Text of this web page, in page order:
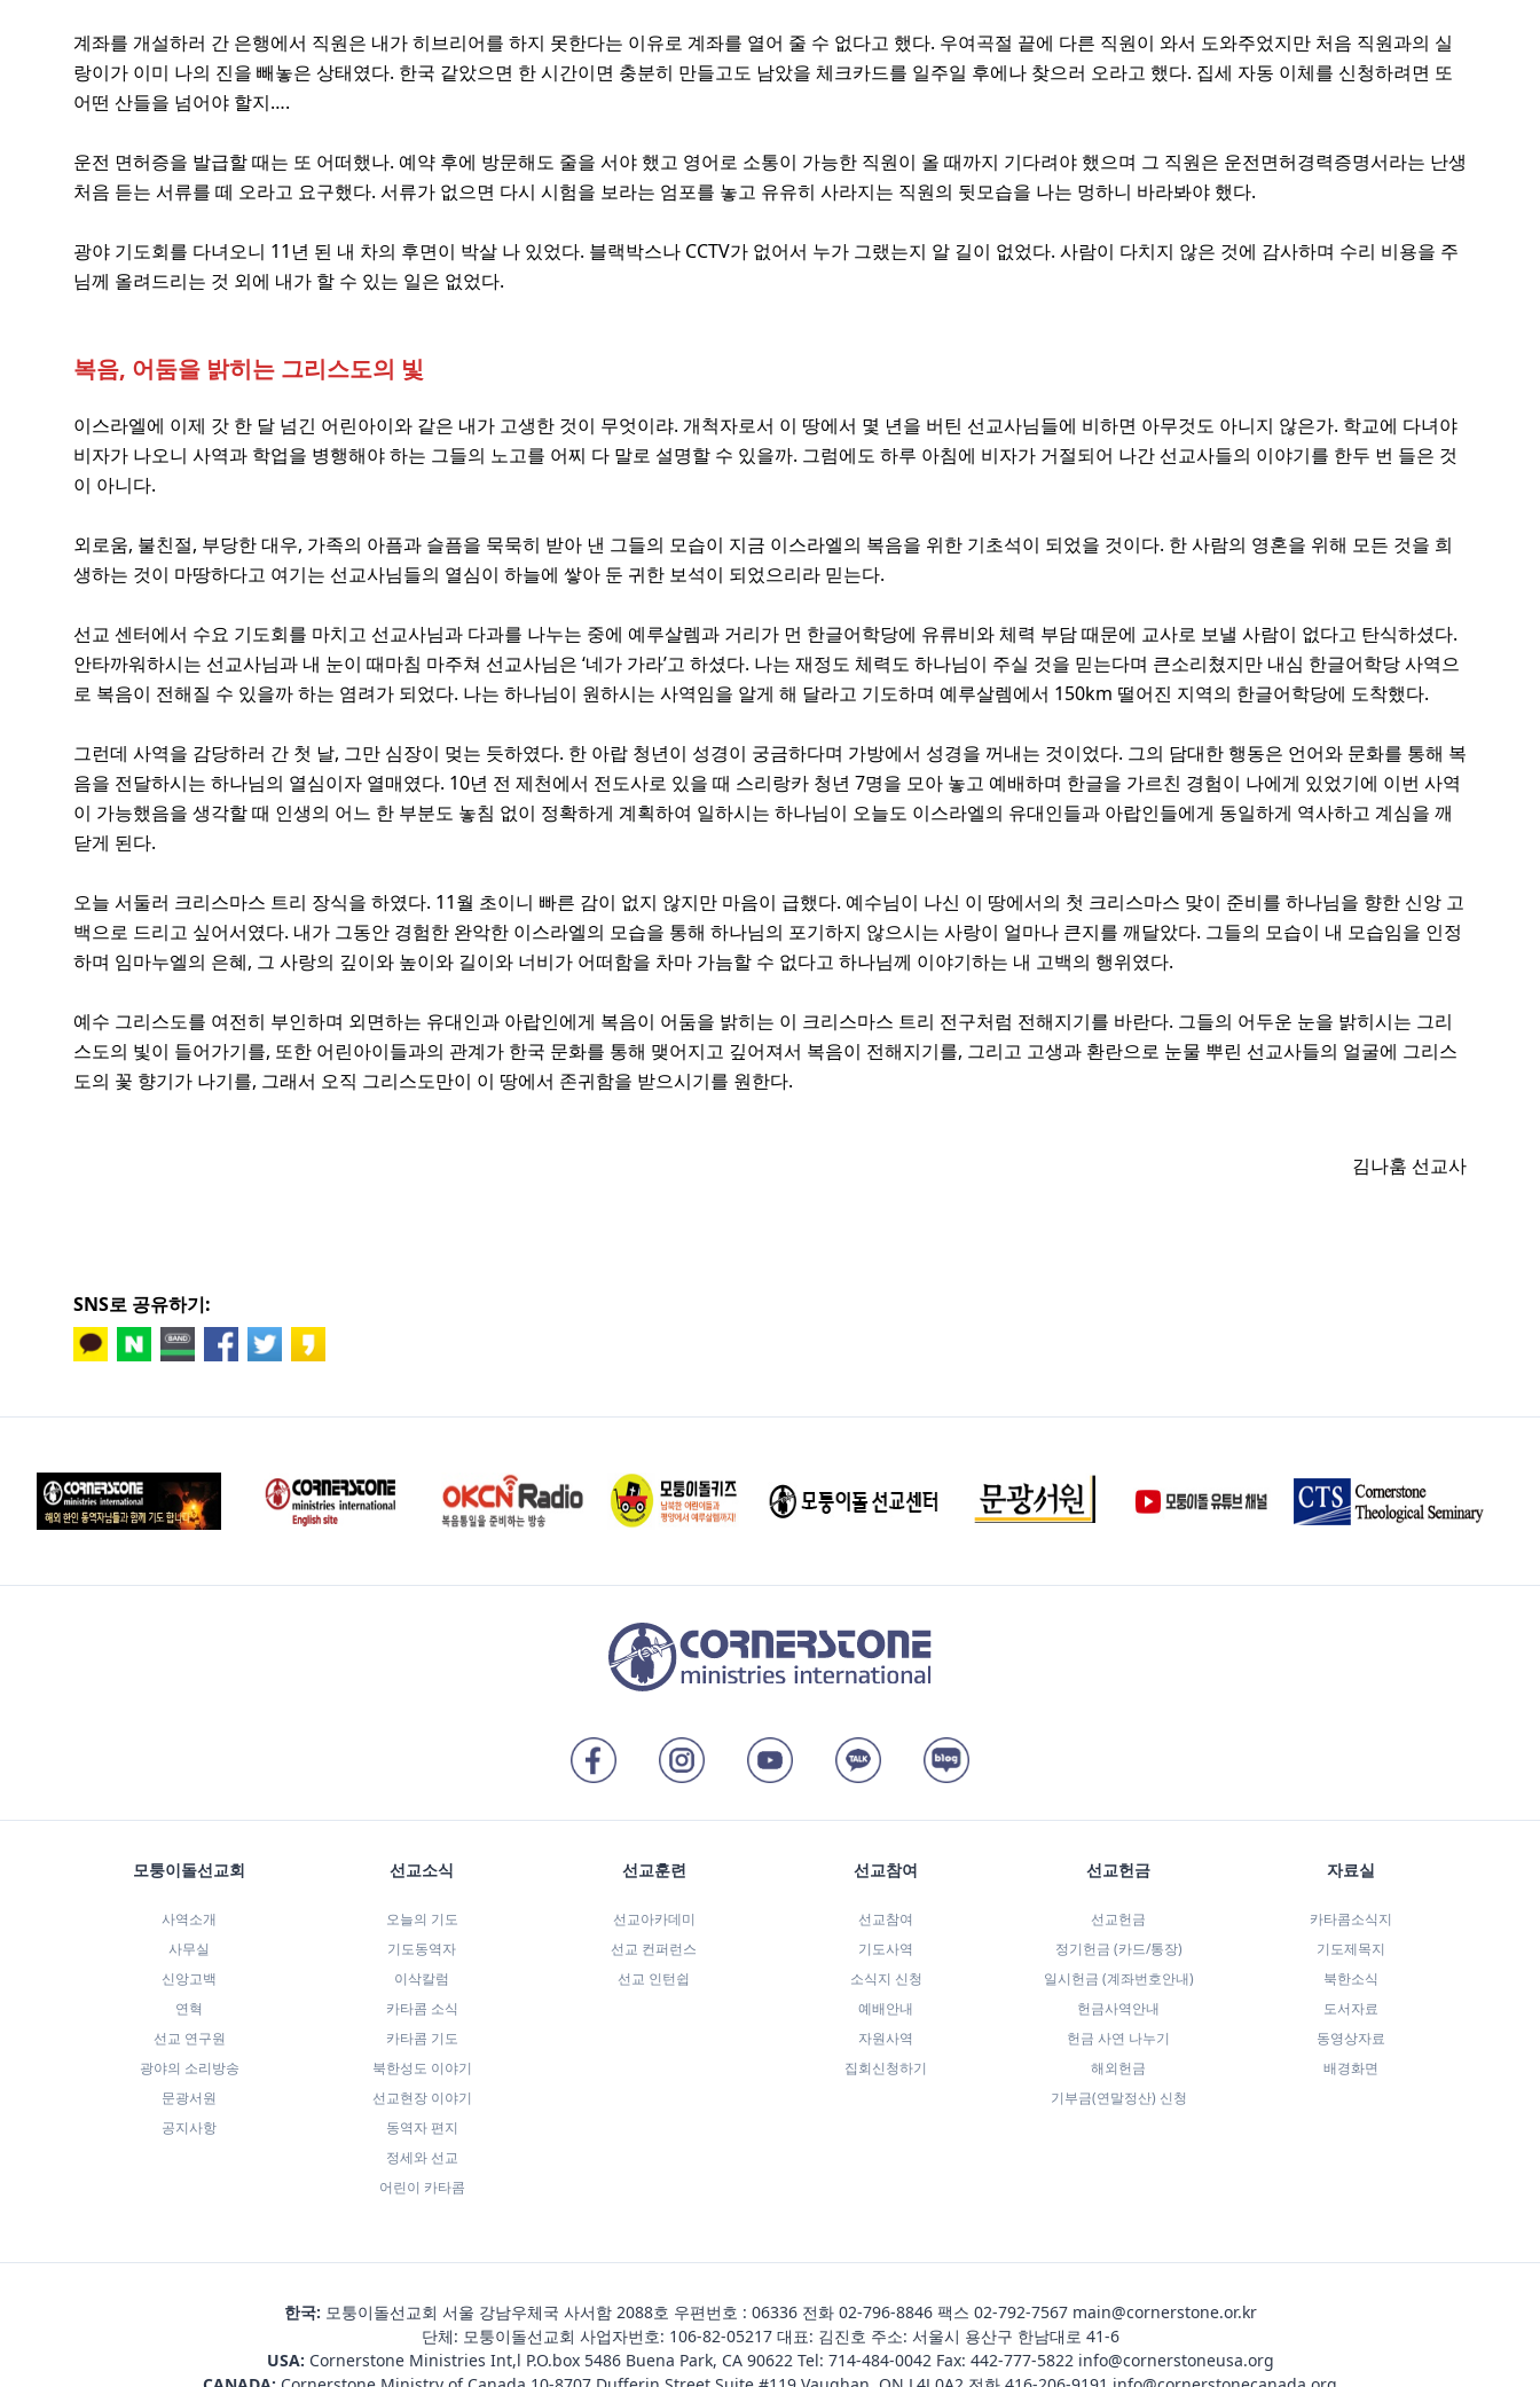
계좌를 개설하러 간 은행에서 직원은 내가 히브리어를 하지 못한다는 이유로 계좌를 열어 줄 수 없다고 했다. 우여곡절 끝에 다른 직원이 와서 도와주었지만 처음 직원과의 실
랑이가 이미 나의 진을 빼놓은 상태였다. 한국 같았으면 한 시간이면 충분히 만들고도 남았을 체크카드를 일주일 후에나 찾으러 오라고 했다. 집세 자동 이체를 신청하려면 또
어떤 산들을 넘어야 할지….
운전 면허증을 발급할 때는 또 어떠했나. 예약 후에 방문해도 줄을 서야 했고 영어로 소통이 가능한 직원이 올 때까지 기다려야 했으며 그 직원은 운전면허경력증명서라는 난생
처음 듣는 서류를 떼 오라고 요구했다. 서류가 없으면 다시 시험을 보라는 엄포를 놓고 유유히 사라지는 직원의 뒷모습을 나는 멍하니 바라봐야 했다.
광야 기도회를 다녀오니 11년 된 내 차의 후면이 박살 나 있었다. 블랙박스나 CCTV가 없어서 누가 그랬는지 알 길이 없었다. 사람이 다치지 않은 것에 감사하며 수리 비용을 주
님께 올려드리는 것 외에 내가 할 수 있는 일은 없었다.
복음, 어둠을 밝히는 그리스도의 빛
이스라엘에 이제 갓 한 달 넘긴 어린아이와 같은 내가 고생한 것이 무엇이랴. 개척자로서 이 땅에서 몇 년을 버틴 선교사님들에 비하면 아무것도 아니지 않은가. 학교에 다녀야
비자가 나오니 사역과 학업을 병행해야 하는 그들의 노고를 어찌 다 말로 설명할 수 있을까. 그럼에도 하루 아침에 비자가 거절되어 나간 선교사들의 이야기를 한두 번 들은 것
이 아니다.
외로움, 불친절, 부당한 대우, 가족의 아픔과 슬픔을 묵묵히 받아 낸 그들의 모습이 지금 이스라엘의 복음을 위한 기초석이 되었을 것이다. 한 사람의 영혼을 위해 모든 것을 희
생하는 것이 마땅하다고 여기는 선교사님들의 열심이 하늘에 쌓아 둔 귀한 보석이 되었으리라 믿는다.
선교 센터에서 수요 기도회를 마치고 선교사님과 다과를 나누는 중에 예루살렘과 거리가 먼 한글어학당에 유류비와 체력 부담 때문에 교사로 보낼 사람이 없다고 탄식하셨다.
안타까워하시는 선교사님과 내 눈이 때마침 마주쳐 선교사님은 ‘네가 가라’고 하셨다. 나는 재정도 체력도 하나님이 주실 것을 믿는다며 큰소리쳤지만 내심 한글어학당 사역으
로 복음이 전해질 수 있을까 하는 염려가 되었다. 나는 하나님이 원하시는 사역임을 알게 해 달라고 기도하며 예루살렘에서 150km 떨어진 지역의 한글어학당에 도착했다.
그런데 사역을 감당하러 간 첫 날, 그만 심장이 멎는 듯하였다. 한 아랍 청년이 성경이 궁금하다며 가방에서 성경을 꺼내는 것이었다. 그의 담대한 행동은 언어와 문화를 통해 복
음을 전달하시는 하나님의 열심이자 열매였다. 10년 전 제천에서 전도사로 있을 때 스리랑카 청년 7명을 모아 놓고 예배하며 한글을 가르친 경험이 나에게 있었기에 이번 사역
이 가능했음을 생각할 때 인생의 어느 한 부분도 놓침 없이 정확하게 계획하여 일하시는 하나님이 오늘도 이스라엘의 유대인들과 아랍인들에게 동일하게 역사하고 계심을 깨
닫게 된다.
오늘 서둘러 크리스마스 트리 장식을 하였다. 11월 초이니 빠른 감이 없지 않지만 마음이 급했다. 예수님이 나신 이 땅에서의 첫 크리스마스 맞이 준비를 하나님을 향한 신앙 고
백으로 드리고 싶어서였다. 내가 그동안 경험한 완악한 이스라엘의 모습을 통해 하나님의 포기하지 않으시는 사랑이 얼마나 큰지를 깨달았다. 그들의 모습이 내 모습임을 인정
하며 임마누엘의 은혜, 그 사랑의 깊이와 높이와 길이와 너비가 어떠함을 차마 가늠할 수 없다고 하나님께 이야기하는 내 고백의 행위였다.
예수 그리스도를 여전히 부인하며 외면하는 유대인과 아랍인에게 복음이 어둠을 밝히는 이 크리스마스 트리 전구처럼 전해지기를 바란다. 그들의 어두운 눈을 밝히시는 그리
스도의 빛이 들어가기를, 또한 어린아이들과의 관계가 한국 문화를 통해 맺어지고 깊어져서 복음이 전해지기를, 그리고 고생과 환란으로 눈물 뿌린 선교사들의 얼굴에 그리스
도의 꽃 향기가 나기를, 그래서 오직 그리스도만이 이 땅에서 존귀함을 받으시기를 원한다.
김나훔 선교사
SNS로 공유하기:
모퉁이돌선교회
사역소개
사무실
신앙고백
연혁
선교 연구원
광야의 소리방송
문광서원
공지사항
선교소식
오늘의 기도
기도동역자
이삭칼럼
카타콤 소식
카타콤 기도
북한성도 이야기
선교현장 이야기
동역자 편지
정세와 선교
어린이 카타콤
선교훈련
선교아카데미
선교 컨퍼런스
선교 인턴쉽
선교참여
선교참여
기도사역
소식지 신청
예배안내
자원사역
집회신청하기
선교헌금
선교헌금
정기헌금 (카드/통장)
일시헌금 (계좌번호안내)
헌금사역안내
헌금 사연 나누기
해외헌금
기부금(연말정산) 신청
자료실
카타콤소식지
기도제목지
북한소식
도서자료
동영상자료
배경화면
한국: 모퉁이돌선교회 서울 강남우체국 사서함 2088호 우편번호 : 06336 전화 02-796-8846팩스 02-792-7567 main@cornerstone.or.kr
단체: 모퉁이돌선교회 사업자번호: 106-82-05217 대표: 김진호 주소: 서울시 용산구 한남대로 41-6
USA: Cornerstone Ministries Int,l P.O.box 5486 Buena Park, CA 90622 Tel: 714-484-0042 Fax: 442-777-5822 info@cornerstoneusa.org